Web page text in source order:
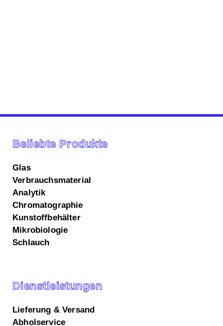
Beliebte Produkte
Glas
Verbrauchsmaterial
Analytik
Chromatographie
Kunstoffbehälter
Mikrobiologie
Schlauch
Dienstleistungen
Lieferung & Versand
Abholservice